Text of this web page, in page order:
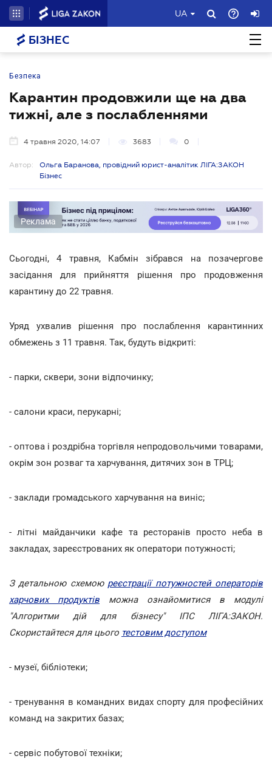
UA
БІЗНЕС
Безпека
Карантин продовжили ще на два
тижні, але з послабленнями
4 травня 2020, 14:07 3683 0
Автор:
Ольга Баранова, провідний юрист-аналітик ЛІГА:ЗАКОН
Бізнес
Реклама
Сьогодні, 4 травня, Кабмін зібрався на позачергове
засідання для прийняття рішення про продовження
карантину до 22 травня.
Уряд ухвалив рішення про послаблення карантинних
обмежень з 11 травня. Так, будуть відкриті:
- парки, сквери, зони відпочинку;
- салони краси, перукарні;
- оптова і роздрібна торгівля непродовольчими товарами,
окрім зон розваг та харчування, дитячих зон в ТРЦ;
- заклади громадського харчування на виніс;
- літні майданчики кафе та ресторанів просто неба в
закладах, зареєстрованих як оператори потужності;
З детальною схемою реєстрації потужностей операторів
харчових продуктів можна ознайомитися в модулі
"Алгоритми дій для бізнесу" ІПС ЛІГА:ЗАКОН.
Скористайтеся для цього тестовим доступом
- музеї, бібліотеки;
- тренування в командних видах спорту для професійних
команд на закритих базах;
- сервіс побутової техніки;